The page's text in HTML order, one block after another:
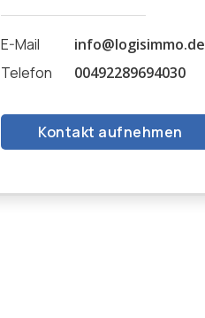
E-Mail
info@logisimmo.de
Telefon
00492289694030
Kontakt aufnehmen